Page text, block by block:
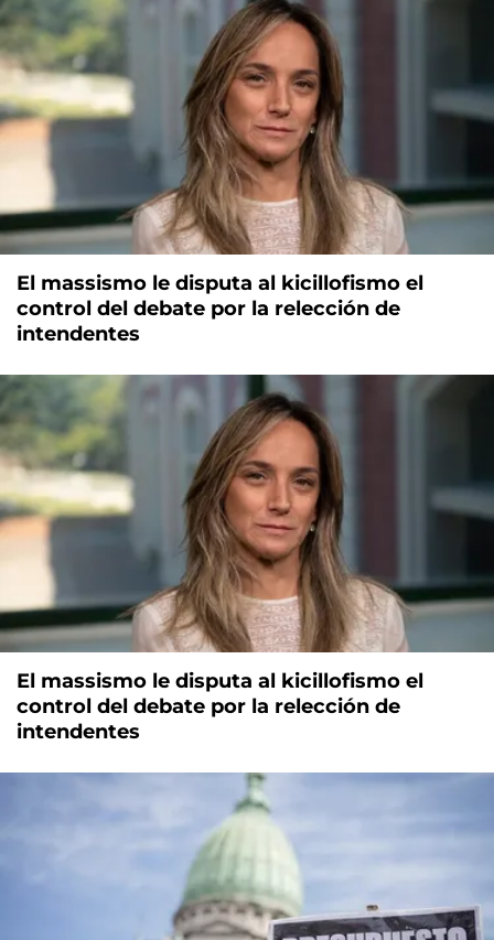
El massismo le disputa al kicillofismo el
control del debate por la relección de
intendentes
El massismo le disputa al kicillofismo el
control del debate por la relección de
intendentes